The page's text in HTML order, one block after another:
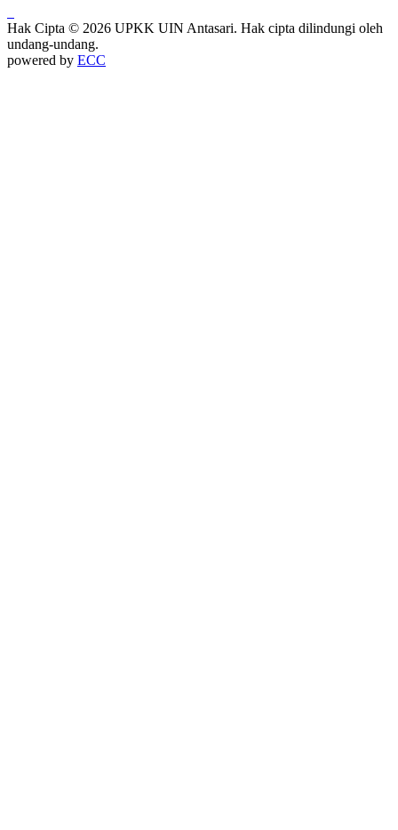
Hak Cipta © 2026 UPKK UIN Antasari. Hak cipta dilindungi oleh
undang-undang.
powered by ECC